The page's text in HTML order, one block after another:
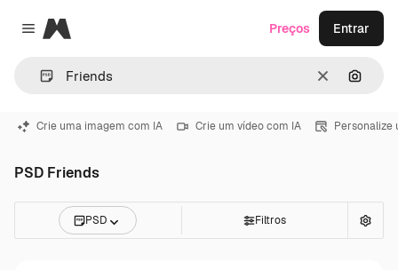
Close menu
Magnific
Limpar
Preços Entrar
Crie uma imagem com IA Crie um vídeo com IA Personalize
PSD Friends
PSD Filtros